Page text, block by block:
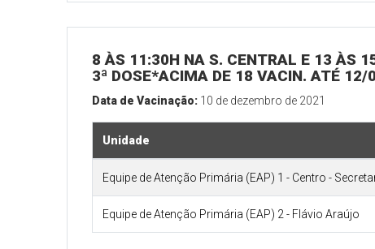
8 ÀS 11:30H NA S. CENTRAL E 13 ÀS
3ª DOSE*ACIMA DE 18 VACIN. ATÉ 12/
Data de Vacinação: 10 de dezembro de 2021
Unidade
Equipe de Atenção Primária (EAP) 1 - Centro -
Equipe de Atenção Primária (EAP) 2 - Flávio Araújo